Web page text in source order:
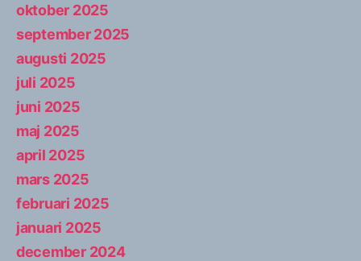
oktober 2025
september 2025
augusti 2025
juli 2025
juni 2025
maj 2025
april 2025
mars 2025
februari 2025
januari 2025
december 2024